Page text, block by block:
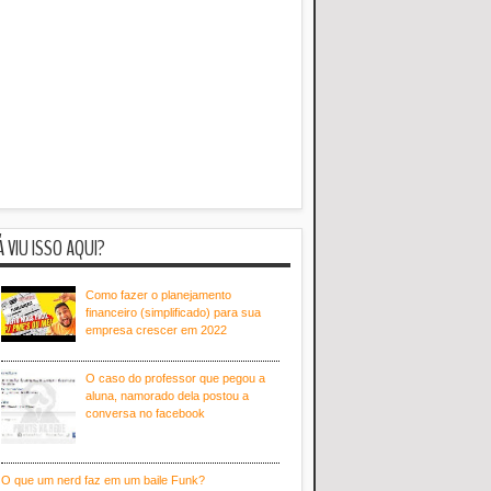
VIU ISSO AQUI?
Como fazer o planejamento
financeiro (simplificado) para sua
empresa crescer em 2022
O caso do professor que pegou a
aluna, namorado dela postou a
conversa no facebook
O que um nerd faz em um baile Funk?